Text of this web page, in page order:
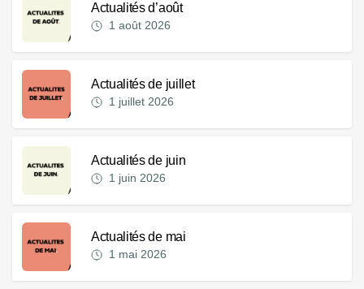
Actualités d’août
1 août 2026
Actualités de juillet
1 juillet 2026
Actualités de juin
1 juin 2026
Actualités de mai
1 mai 2026